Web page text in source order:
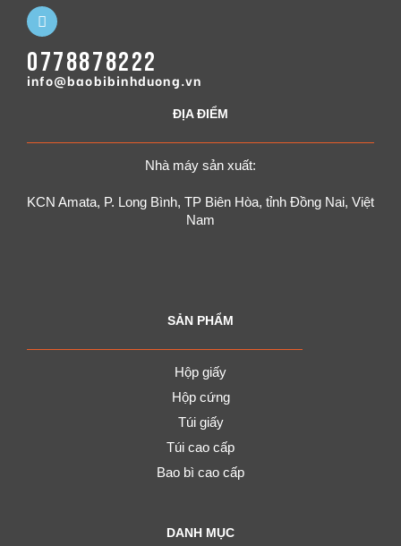
0778878222
info@baobibinhduong.vn
ĐỊA ĐIỂM
Nhà máy sản xuất:
KCN Amata, P. Long Bình, TP Biên Hòa, tỉnh Đồng Nai, Việt
Nam
SẢN PHẨM
Hộp giấy
Hộp cứng
Túi giấy
Túi cao cấp
Bao bì cao cấp
DANH MỤC